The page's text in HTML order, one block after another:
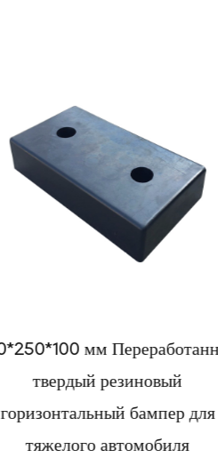
бампер для